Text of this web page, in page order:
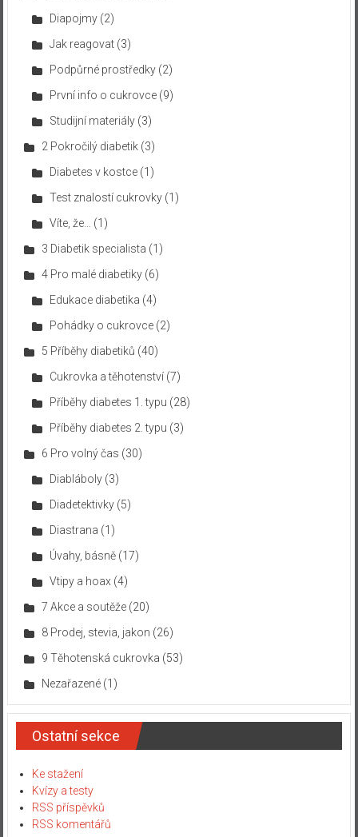
Diapojmy(2)
Jak reagovat(3)
Podpůrné prostředky(2)
První info o cukrovce(9)
Studijní materiály(3)
2 Pokročilý diabetik(3)
Diabetes v kostce(1)
Test znalostí cukrovky(1)
Víte, že…
(1)
3 Diabetik specialista (1)
4 Pro malé diabetiky(6)
Edukace diabetika (4)
Pohádky o cukrovce(2)
5 Příběhy diabetiků (40)
Cukrovka a těhotenství(7)
Příběhy diabetes 1. typu (28)
Příběhy diabetes 2. typu (3)
6 Pro volný čas (30)
Diabláboly(3)
Diadetektivky(5)
Diastrana (1)
Úvahy, básně(17)
Vtipy a hoax (4)
7 Akce a soutěže(20)
8 Prodej, stevia, jakon (26)
9 Těhotenská cukrovka (53)
Nezařazené(1)
Ostatní sekce
Ke stažení
Kvízy a testy
RSS příspěvků
RSS komentářů